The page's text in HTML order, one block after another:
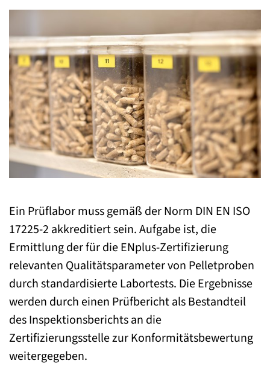
Ein Prüflabor muss gemäß der Norm DIN EN ISO
17225-2 akkreditiert sein. Aufgabe ist, die
Ermittlung der für die ENplus-Zertifizierung
relevanten Qualitätsparameter von Pelletproben
durch standardisierte Labortests. Die Ergebnisse
werden durch einen Prüfbericht als Bestandteil
des Inspektionsberichts an die
Zertifizierungsstelle zur Konformitätsbewertung
weitergegeben.